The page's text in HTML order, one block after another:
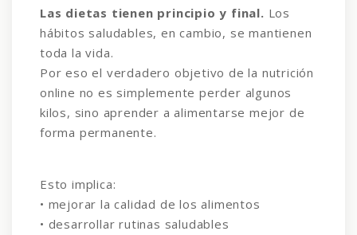
Las dietas tienen principio y final. Los
hábitos saludables, en cambio, se mantienen
toda la vida.
Por eso el verdadero objetivo de la nutrición
online no es simplemente perder algunos
kilos, sino aprender a alimentarse mejor de
forma permanente.
Esto implica:
• mejorar la calidad de los alimentos
• desarrollar rutinas saludables